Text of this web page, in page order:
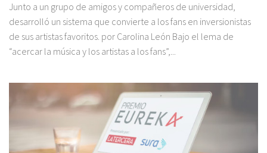
Junto a un grupo de amigos y compañeros de universidad,
desarrolló un sistema que convierte a los fans en inversionistas
de sus artistas favoritos. por Carolina León Bajo el lema de
“acercar la música y los artistas a los fans”,...